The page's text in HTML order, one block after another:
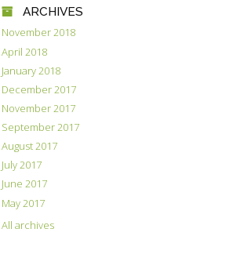
ARCHIVES
November 2018
April 2018
January 2018
December 2017
November 2017
September 2017
August 2017
July 2017
June 2017
May 2017
All archives